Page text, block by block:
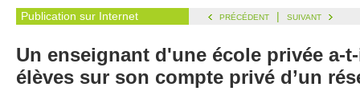
Publication sur Internet PRÉCÉDENT | SUIVANT
Un enseignant d'une école privée a-
élèves sur son compte privé d’un